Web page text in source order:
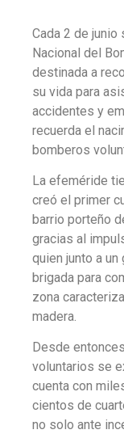
Cada 2 de junio
Nacional del
destinada a
su vida para
accidentes y
recuerda el
bomberos
La efeméride
creó el primer
barrio porteño
gracias al
quien junto a
brigada para
zona
madera.
Desde
voluntarios se
cuenta con
cientos de
no solo ante